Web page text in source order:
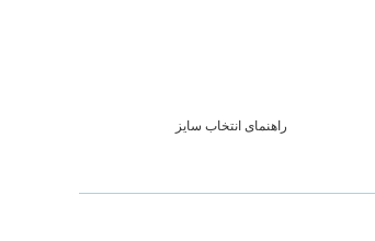
راهنمای انتخاب سایز